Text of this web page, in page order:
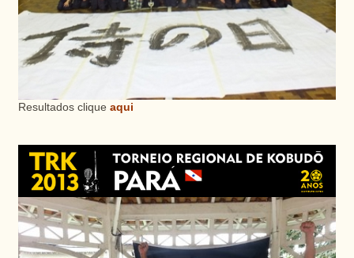
Resultados clique aqui